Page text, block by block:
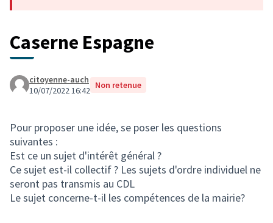
Caserne Espagne
citoyenne-auch
10/07/2022 16:42 Non retenue
Pour proposer une idée, se poser les questions
suivantes :
Est ce un sujet d'intérêt général ?
Ce sujet est-il collectif ? Les sujets d'ordre individuel ne
seront pas transmis au CDL
Le sujet concerne-t-il les compétences de la mairie?